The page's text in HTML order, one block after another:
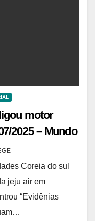
motor
2025 – Mundo
Coreia do sul
jeju air em
“Evidênias